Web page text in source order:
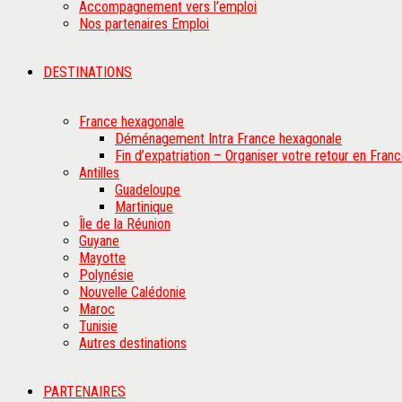
Accompagnement vers l’emploi
Nos partenaires Emploi
DESTINATIONS
France hexagonale
Déménagement Intra France hexagonale
Fin d’expatriation – Organiser votre retour en
Antilles
Guadeloupe
Martinique
Île de la Réunion
Guyane
Mayotte
Polynésie
Nouvelle Calédonie
Maroc
Tunisie
Autres destinations
PARTENAIRES